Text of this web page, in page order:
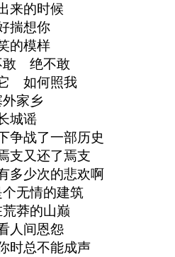
来的时候
揣想你
的模样
敢 绝不敢
如何照我
外家乡
城谣
争战了一部历史
支又还了焉支
多少次的悲欢啊
无情的建筑
莽的山巅
人间恩怨
时总不能成声